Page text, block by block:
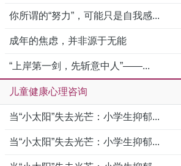
你所谓的“努力”，可能只是自我感...
成年的焦虑，并非源于无能
“上岸第一剑，先斩意中人”——...
儿童健康心理咨询
当“小太阳”失去光芒：小学生抑郁...
当“小太阳”失去光芒：小学生抑郁...